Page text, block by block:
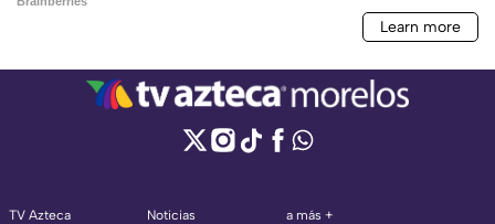
TV Azteca
Noticias
a más +